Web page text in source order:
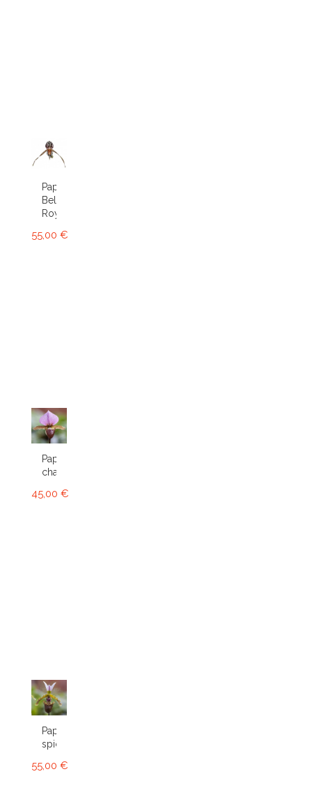
Paphiopedilum
Bel
Royal
55,00 €
Paphiopedilum
charlesworthii
45,00 €
Paphiopedilum
spicerianum
55,00 €